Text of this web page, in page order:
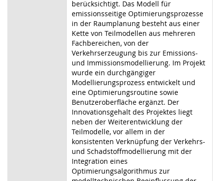
berücksichtigt. Das Modell für
emissionsseitige Optimierungsprozesse
in der Raumplanung besteht aus einer
Kette von Teilmodellen aus mehreren
Fachbereichen, von der
Verkehrserzeugung bis zur Emissions-
und Immissionsmodellierung. Im Projekt
wurde ein durchgängiger
Modellierungsprozess entwickelt und
eine Optimierungsroutine sowie
Benutzeroberfläche ergänzt. Der
Innovationsgehalt des Projektes liegt
neben der Weiterentwicklung der
Teilmodelle, vor allem in der
konsistenten Verknüpfung der Verkehrs-
und Schadstoffmodellierung mit der
Integration eines
Optimierungsalgorithmus zur